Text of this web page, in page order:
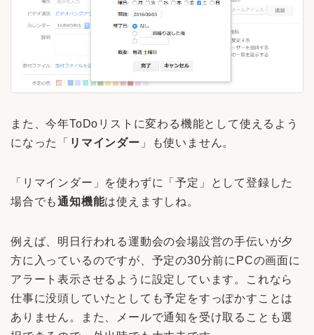
また、今年ToDoリストに変わる機能として使えるよう
になった「 リマインダー 」も使いません。
「リマインダー」を使わずに「予定」として登録した
場合でも通知機能は使えますしね。
例えば、明日行われる運動会の会場設営の手伝いが夕
方に入っているのですが、予定の30分前にPCの画面に
アラート表示させるように設定しています。これなら
仕事に没頭していたとしても予定をすっぽかすことは
ありません。また、メールで通知を受け取ることも選